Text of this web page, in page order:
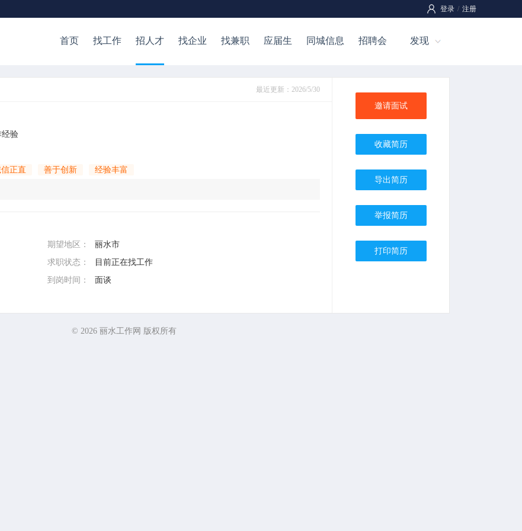
登录 / 注册
首页 找工作 招人才 找企业 找兼职 应届生 同城信息 招聘会 发现
最近更新：2026/5/30
经验
正直 善于创新 经验丰富
期望地区：
丽水市
求职状态：
目前正在找工作
到岗时间：
面谈
邀请面试
收藏简历
导出简历
举报简历
打印简历
© 2026 丽水工作网 版权所有